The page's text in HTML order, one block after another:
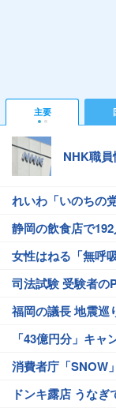
主要
NHK職
れいわ「いのちの
静岡の飲食店で
女性はねる「無呼
司法試験 受験者の
福岡の議長 地震巡
「43億円分」キャ
消費者庁「SNOW
ドンキ露店 うなぎ